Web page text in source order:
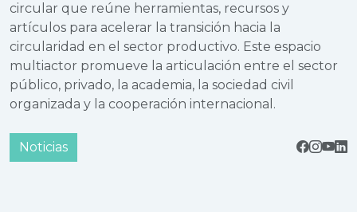
circular que reúne herramientas, recursos y
artículos para acelerar la transición hacia la
circularidad en el sector productivo. Este espacio
multiactor promueve la articulación entre el sector
público, privado, la academia, la sociedad civil
organizada y la cooperación internacional.
Noticias